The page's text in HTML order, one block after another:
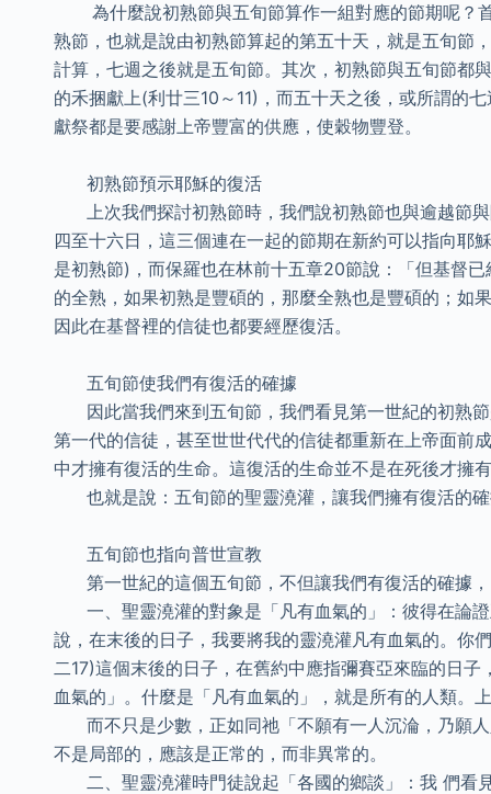
為什麼說初熟節與五旬節算作一組對應的節期呢？
熟節，也就是說由初熟節算起的第五十天，就是五旬
計算，七週之後就是五旬節。其次，初熟節與五旬節
的禾捆獻上(利廿三10～11)，而五十天之後，或所謂的
獻祭都是要感謝上帝豐富的供應，使穀物豐登。
初熟節預示耶穌的復活
上次我們探討初熟節時，我們說初熟節也與逾越節
四至十六日，這三個連在一起的節期在新約可以指向
是初熟節)，而保羅也在林前十五章20節說：「但基督
的全熟，如果初熟是豐碩的，那麼全熟也是豐碩的；如
因此在基督裡的信徒也都要經歷復活。
五旬節使我們有復活的確據
因此當我們來到五旬節，我們看見第一世紀的初熟
第一代的信徒，甚至世世代代的信徒都重新在上帝面前
中才擁有復活的生命。這復活的生命並不是在死後才擁
也就是說：五旬節的聖靈澆灌，讓我們擁有復活的
五旬節也指向普世宣教
第一世紀的這個五旬節，不但讓我們有復活的確據
一、聖靈澆灌的對象是「凡有血氣的」：彼得在論
說，在末後的日子，我要將我的靈澆灌凡有血氣的。你
二17)這個末後的日子，在舊約中應指彌賽亞來臨的日
血氣的」。什麼是「凡有血氣的」，就是所有的人類。
而不只是少數，正如同祂「不願有一人沉淪，乃願
不是局部的，應該是正常的，而非異常的。
二、聖靈澆灌時門徒說起「各國的鄉談」：我 們看